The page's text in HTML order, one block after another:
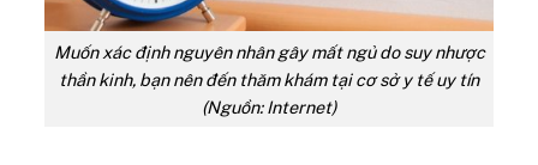
Muốn xác định nguyên nhân gây mất ngủ do suy nhược
thần kinh, bạn nên đến thăm khám tại cơ sở y tế uy tín
(Nguồn: Internet)